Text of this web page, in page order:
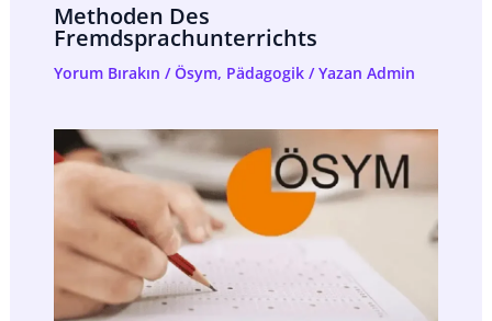
Methoden Des
Fremdsprachunterrichts
Yorum Bırakın /Ösym, Pädagogik/ Yazan Admin